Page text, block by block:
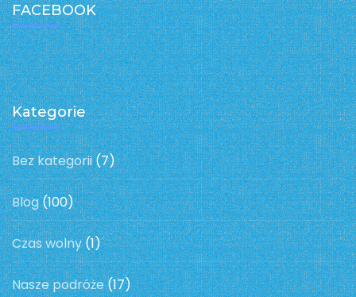
FACEBOOK
Kategorie
Bez kategorii(7)
Blog(100)
Czas wolny(1)
Nasze podróże(17)